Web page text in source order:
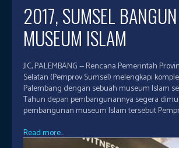
2017, SUMSEL BANGUN
MUSEUM ISLAM
JIC, PALEMBANG -- Rencana Pemerintah
Selatan (Pemprov Sumsel) melengkapi
Palembang dengan sebuah museum Islam
Tahun depan pembangunannya segera
pembangunan museum Islam tersebut
Read more...